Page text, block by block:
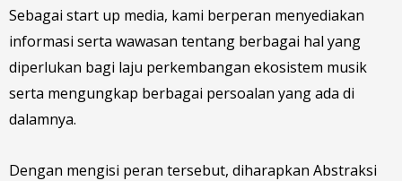
Sebagai start up media, kami berperan menyediakan
informasi serta wawasan tentang berbagai hal yang
diperlukan bagi laju perkembangan ekosistem musik
serta mengungkap berbagai persoalan yang ada di
dalamnya.
Dengan mengisi peran tersebut, diharapkan Abstraksi